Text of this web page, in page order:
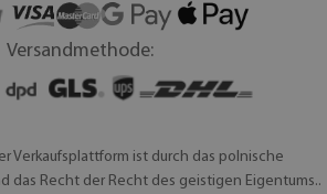
Versandmethode:
Verkaufsplattform ist durch das polnische
das Recht der Recht des geistigen Eigentums..